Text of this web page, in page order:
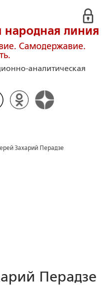
народная линия
Самодержавие.
аналитическая
Захарий Перадзе
Перадзе